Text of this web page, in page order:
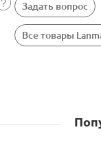
Задать вопрос
Все товары